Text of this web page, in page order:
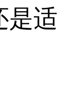
是适